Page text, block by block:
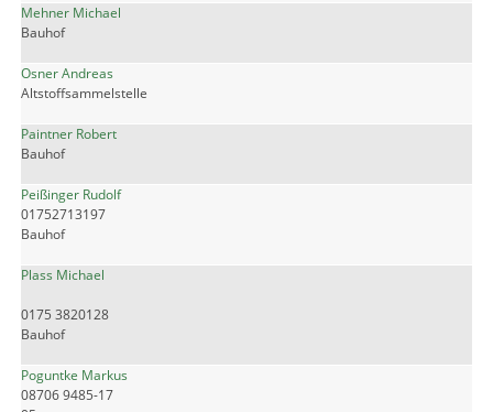
Mehner Michael
Bauhof
Osner Andreas
Altstoffsammelstelle
Paintner Robert
Bauhof
Peißinger Rudolf
01752713197
Bauhof
Plass Michael
0175 3820128
Bauhof
Poguntke Markus
08706 9485-17